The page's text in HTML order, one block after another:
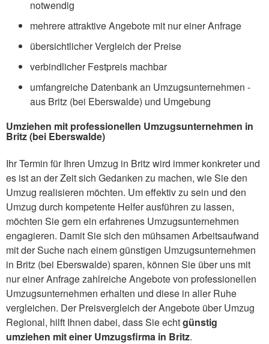
notwendig
mehrere attraktive Angebote mit nur einer Anfrage
übersichtlicher Vergleich der Preise
verbindlicher Festpreis machbar
umfangreiche Datenbank an Umzugsunternehmen -
aus Britz (bei Eberswalde) und Umgebung
Umziehen mit professionellen Umzugsunternehmen in
Britz (bei Eberswalde)
Ihr Termin für Ihren Umzug in Britz wird immer konkreter und
es ist an der Zeit sich Gedanken zu machen, wie Sie den
Umzug realisieren möchten. Um effektiv zu sein und den
Umzug durch kompetente Helfer ausführen zu lassen,
möchten Sie gern ein erfahrenes Umzugsunternehmen
engagieren. Damit Sie sich den mühsamen Arbeitsaufwand
mit der Suche nach einem günstigen Umzugsunternehmen
in Britz (bei Eberswalde) sparen, können Sie über uns mit
nur einer Anfrage zahlreiche Angebote von professionellen
Umzugsunternehmen erhalten und diese in aller Ruhe
vergleichen. Der Preisvergleich der Angebote über Umzug
Regional, hilft Ihnen dabei, dass Sie echtgünstig
umziehen mit einer Umzugsfirma in Britz.